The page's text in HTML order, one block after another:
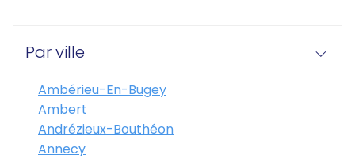
Par ville
Ambérieu-En-Bugey
Ambert
Andrézieux-Bouthéon
Annecy